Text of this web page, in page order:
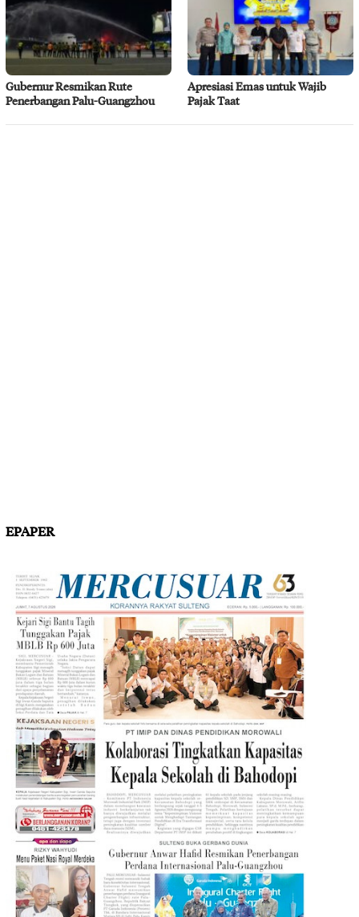
Gubernur Resmikan Rute
Penerbangan Palu-Guangzhou
Apresiasi Emas untuk Wajib
Pajak Taat
EPAPER